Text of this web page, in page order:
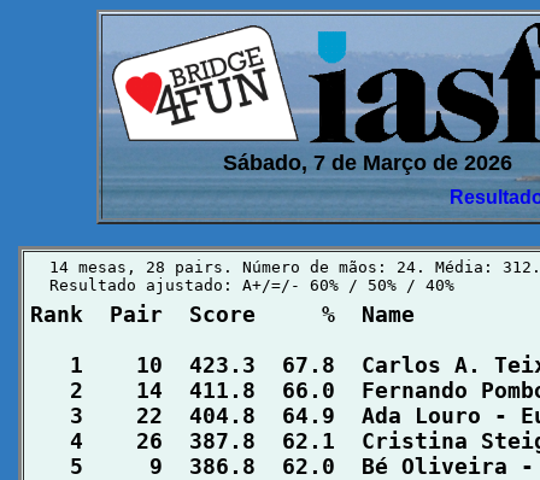
Sábado, 7 de Março de 2026
14 mesas, 28 pairs. Número de mãos: 24. Média:
  Resultado ajustado: A+/=/- 60% / 50% / 40%
Rank  Pair  Score     %
1    10  423.3  67.8  Carlos A.
2    14  411.8  66.0  Fernando
3    22  404.8  64.9  Ada Louro -
4    26  387.8  62.1  Cristina
5     9  386.8  62.0  Bé Oliveira